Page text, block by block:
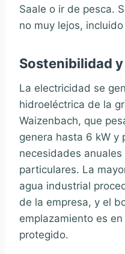
Saale o ir de pesca.
no muy lejos,
Sostenibilidad
La electricidad se
hidroeléctrica de la
Waizenbach, que
genera hasta 6 kW y
necesidades
particulares. La
agua industrial
de la empresa, y el
emplazamiento es
protegido.